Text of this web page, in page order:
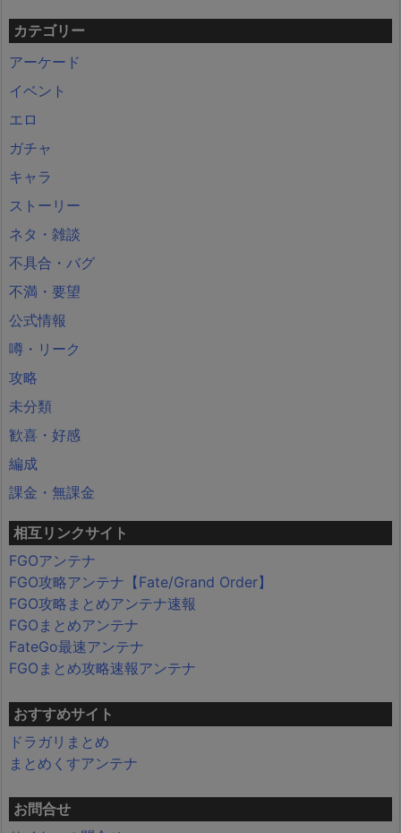
カテゴリー
アーケード
イベント
エロ
ガチャ
キャラ
ストーリー
ネタ・雑談
不具合・バグ
不満・要望
公式情報
噂・リーク
攻略
未分類
歓喜・好感
編成
課金・無課金
相互リンクサイト
FGOアンテナ
FGO攻略アンテナ【Fate/Grand Order】
FGO攻略まとめアンテナ速報
FGOまとめアンテナ
FateGo最速アンテナ
FGOまとめ攻略速報アンテナ
おすすめサイト
ドラガリまとめ
まとめくすアンテナ
お問合せ